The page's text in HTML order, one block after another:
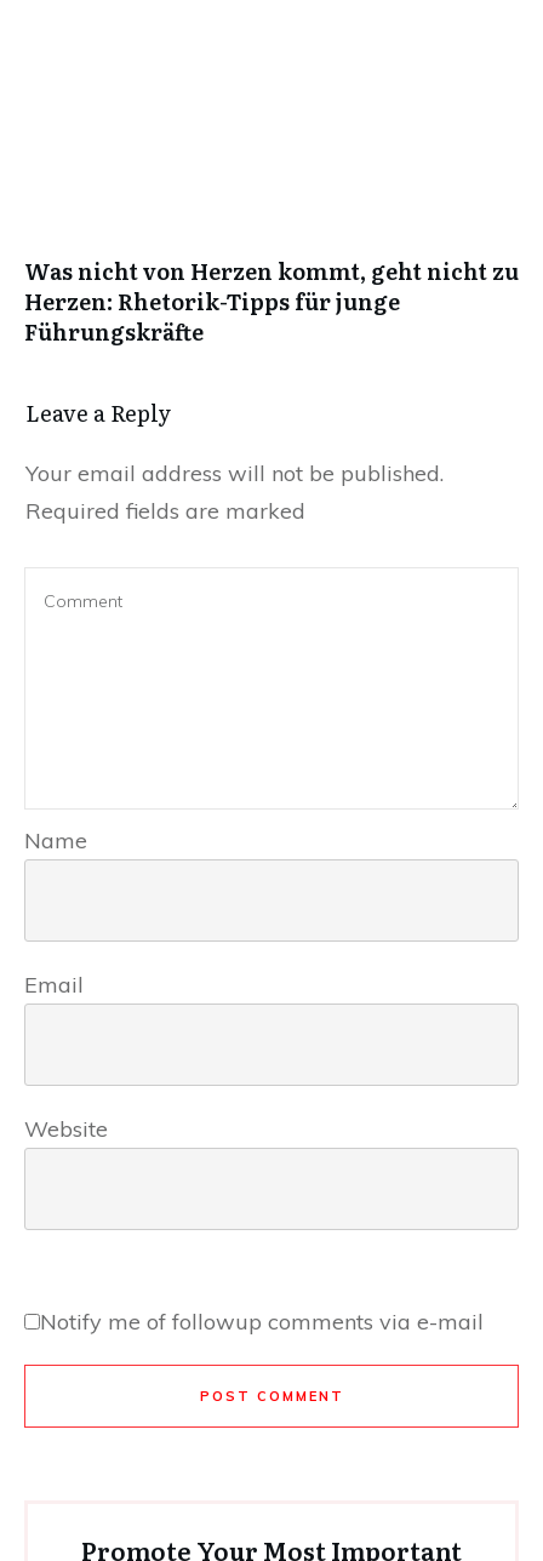
Was nicht von Herzen kommt, geht nicht zu
Herzen: Rhetorik-Tipps für junge
Führungskräfte
Leave a Reply
Your email address will not be published.
Required fields are marked
Name
Email
Website
Notify me of followup comments via e-mail
POST COMMENT
Promote Your Most Important